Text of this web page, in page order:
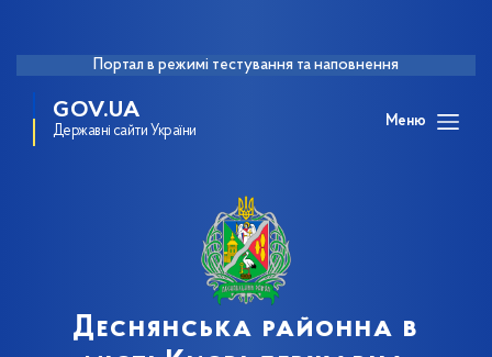
Портал в режимі тестування та наповнення
GOV.UA
Державні сайти України
Меню
Деснянська районна в